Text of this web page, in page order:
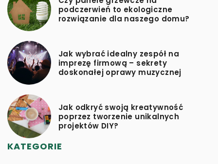
podczerwień to ekologiczne
rozwiązanie dla naszego domu?
Jak wybrać idealny zespół na
imprezę firmową – sekrety
doskonałej oprawy muzycznej
Jak odkryć swoją kreatywność
poprzez tworzenie unikalnych
projektów DIY?
KATEGORIE